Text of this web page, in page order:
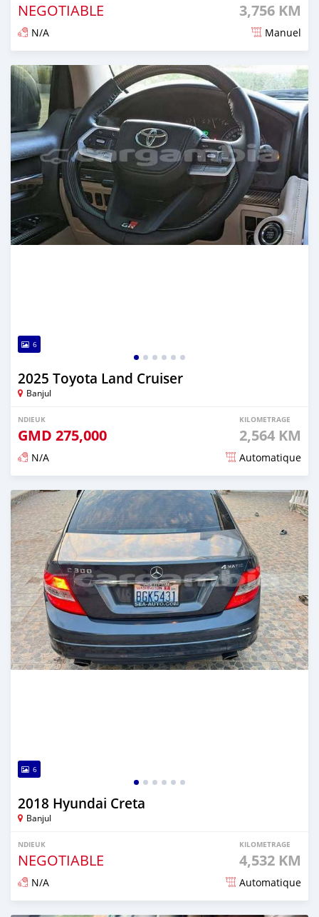
NEGOTIABLE 3,756 KM
N/A Manuel
Dougal na niou ko depuis 7 months
6
2025 Toyota Land Cruiser
Banjul
NDIEUK
GMD 275,000
KILOMETRAGE
2,564 KM
N/A Automatique
Dougal na niou ko depuis 7 months
6
2018 Hyundai Creta
Banjul
NDIEUK
NEGOTIABLE
KILOMETRAGE
4,532 KM
N/A Automatique
Dougal na niou ko depuis 7 months